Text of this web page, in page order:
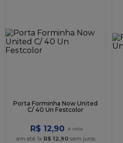
Porta Forminha Now United
C/ 40 Un Festcolor
R$ 12,90
em até 1x R$ 12,90sem juros